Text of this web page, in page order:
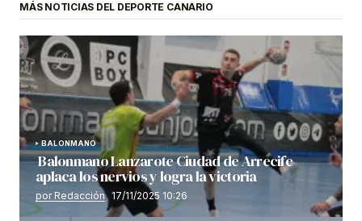
MÁS NOTICIAS DEL DEPORTE CANARIO
BALONMANO
Balonmano Lanzarote Ciudad de Arrecife
aplaca los nervios y logra la victoria
por Redacción 17/11/2025 10:26